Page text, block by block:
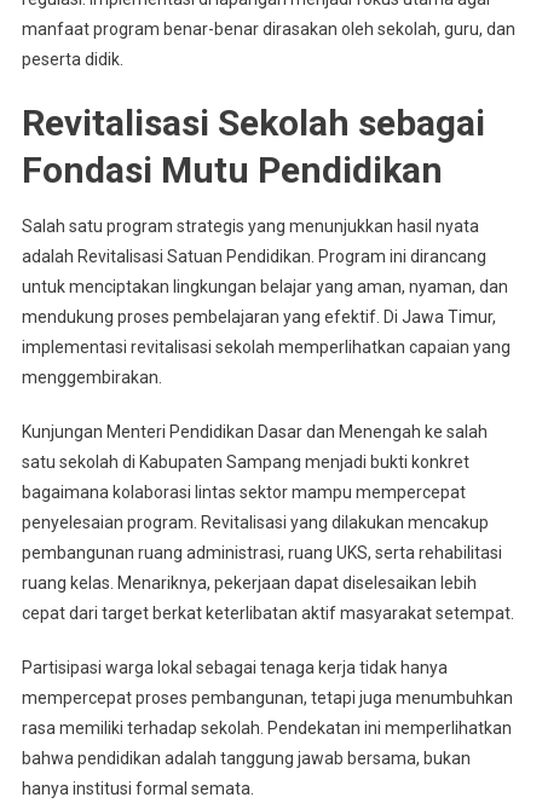
manfaat program benar-benar dirasakan oleh sekolah, guru, dan
peserta didik.
Revitalisasi Sekolah sebagai
Fondasi Mutu Pendidikan
Salah satu program strategis yang menunjukkan hasil nyata
adalah Revitalisasi Satuan Pendidikan. Program ini dirancang
untuk menciptakan lingkungan belajar yang aman, nyaman, dan
mendukung proses pembelajaran yang efektif. Di Jawa Timur,
implementasi revitalisasi sekolah memperlihatkan capaian yang
menggembirakan.
Kunjungan Menteri Pendidikan Dasar dan Menengah ke salah
satu sekolah di Kabupaten Sampang menjadi bukti konkret
bagaimana kolaborasi lintas sektor mampu mempercepat
penyelesaian program. Revitalisasi yang dilakukan mencakup
pembangunan ruang administrasi, ruang UKS, serta rehabilitasi
ruang kelas. Menariknya, pekerjaan dapat diselesaikan lebih
cepat dari target berkat keterlibatan aktif masyarakat setempat.
Partisipasi warga lokal sebagai tenaga kerja tidak hanya
mempercepat proses pembangunan, tetapi juga menumbuhkan
rasa memiliki terhadap sekolah. Pendekatan ini memperlihatkan
bahwa pendidikan adalah tanggung jawab bersama, bukan
hanya institusi formal semata.